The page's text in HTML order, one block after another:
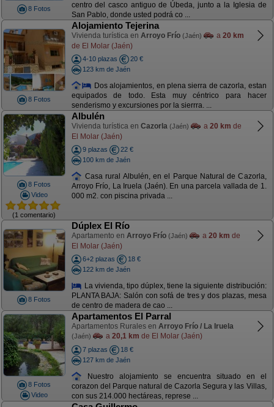
8 Fotos
centro del casco antiguo de Úbeda, junto a la Iglesia de
San Pablo, donde usted podrá co ...
8 Fotos
Alojamiento Tejerina
Vivienda turística en Arroyo Frío (Jaén) a 20 km
de El Molar (Jaén)
4-10 plazas
20 €
123 km de Jaén
Dos alojamientos, en plena sierra de cazorla, estan
equipados de todo. Esta muy céntrico para hacer
senderismo y excursiones por la sierrra. ...
8 Fotos
Video
(1 comentario)
Albulén
Vivienda turística en Cazorla (Jaén) a 20 km de
El Molar (Jaén)
9 plazas
22 €
100 km de Jaén
Casa rural Albulén, en el Parque Natural de Cazorla,
Arroyo Frío, La Iruela (Jaén). En una parcela vallada de 1.
000 m2. con piscina privada ...
8 Fotos
Dúplex El Río
Apartamento en Arroyo Frío (Jaén) a 20 km de
El Molar (Jaén)
6+2 plazas
18 €
122 km de Jaén
La vivienda, tipo dúplex, tiene la siguiente distribución:
PLANTA BAJA: Salón con sofá de tres y dos plazas, mesa
de centro de madera de cao ...
8 Fotos
Video
Apartamentos El Parral
Apartamentos Rurales en Arroyo Frío / La Iruela
(Jaén) a 20,1 km de El Molar (Jaén)
7 plazas
18 €
127 km de Jaén
Nuestro alojamiento se encuentra situado en el
corazon del Parque natural de Cazorla Segura y las Villas,
con sus 214.000 hectáreas, represe ...